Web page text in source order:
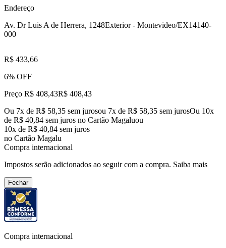
Endereço
Av. Dr Luis A de Herrera, 1248Exterior - Montevideo/EX14140-
000
R$ 433,66
6% OFF
Preço R$ 408,43R$ 408,43
Ou 7x de R$ 58,35 sem jurosou 7x de R$ 58,35 sem jurosOu 10x
de R$ 40,84 sem juros no Cartão Magaluou
10x de R$ 40,84 sem juros
no Cartão Magalu
Compra internacional
Impostos serão adicionados ao seguir com a compra. Saiba mais
Fechar
Compra internacional